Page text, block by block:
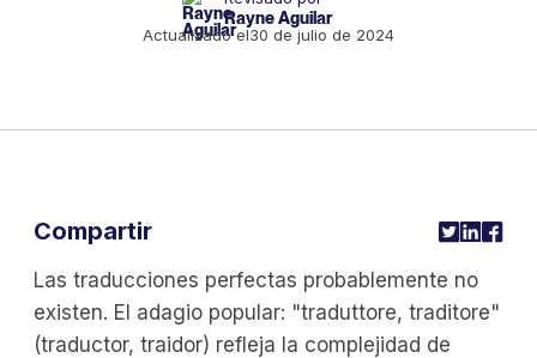
Rayne Aguilar
Actualizado el30 de julio de 2024
Las traducciones perfectas probablemente no
existen. El adagio popular: "traduttore, traditore"
(traductor, traidor) refleja la complejidad de
Compartir